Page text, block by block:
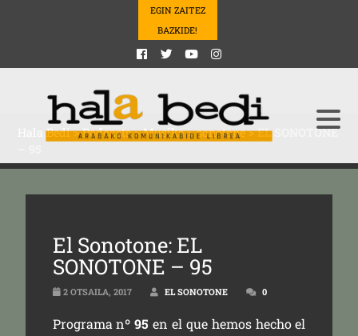
EGIN ZAITEZ
BAZKIDE!
Hala Bedi>Podcasts>Musika>sonotone>EL SONOTONE
El Sonotone: EL
SONOTONE – 95
2 OTSAILA, 2017 EL SONOTONE 0
Programa nº95 en el que hemos hecho el